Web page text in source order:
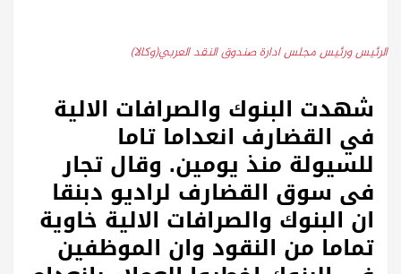
الرئيس ورئيس مجلس ادارة صندوق النقد العربي(وكالا)
شهدت البنوك والصرافات الالية
في القضارف انعداما تاما
للسيولة منذ يومين. وقال تجار
فى سوق القضارف لراديو دبنقا
ان البنوك والصرافات الالية خاوية
تماما من النقود وان الموظفين